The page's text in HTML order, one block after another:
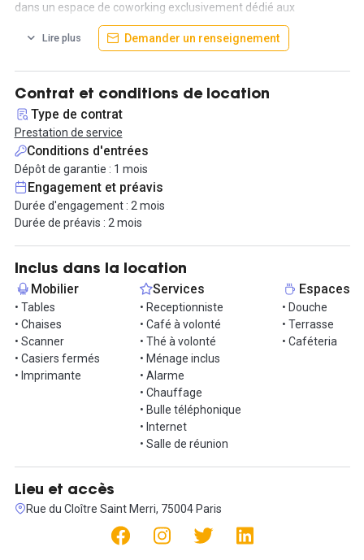
dans un espace de coworking exclusivement dédié aux
stations de métro Rambuteau, Hôtel de Ville et Châtelet, vous
offre une situation idéale.
Ces locaux lumineux et au design moderne sont parfaitement
situés et bénéficient d'une excellente desserte. Nous proposons à
la location un bureau privatif pouvant accueillir de 3 à 6
personnes pour 2 100€HT/mois.
Vous travaillerez en équipe tout en profitant de tous les services
inclus : connexion internet haut débit, service de ménage,
boissons chaudes à volonté, box téléphonique, salles de réunion
et toutes les autres charges.
En choisissant notre espace de coworking, vous ferez partie
intégrante d'un écosystème et d'une véritable communauté
regroupant d'autres sociétés. Cet environnement est idéal pour
recevoir vos clients, fournisseurs et partenaires de manière
professionnelle.
N'attendez plus pour nous contacter et organiser une visite !
Lire plus Demander un renseignement
Contrat et conditions de location
Type de contrat
Prestation de service
Conditions d'entrées
Dépôt de garantie : 1 mois
Engagement et préavis
Durée d'engagement : 2 mois
Durée de préavis : 2 mois
Inclus dans la location
Mobilier
• Tables
• Chaises
• Scanner
• Casiers fermés
• Imprimante
Services
• Receptionniste
• Café à volonté
• Thé à volonté
• Ménage inclus
• Alarme
• Chauffage
• Bulle téléphonique
• Internet
• Salle de réunion
Espaces
• Douche
• Terrasse
• Caféteria
Lieu et accès
Rue du Cloître Saint Merri, 75004 Paris